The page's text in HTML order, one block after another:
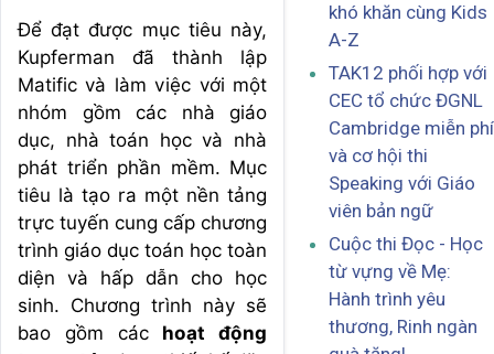
Để đạt được mục tiêu này,
Kupferman đã thành lập
Matific và làm việc với một
nhóm gồm các nhà giáo
dục, nhà toán học và nhà
phát triển phần mềm. Mục
tiêu là tạo ra một nền tảng
trực tuyến cung cấp chương
trình giáo dục toán học toàn
diện và hấp dẫn cho học
sinh. Chương trình này sẽ
bao gồm các
hoạt động
khó khăn cùng Kids
A-Z
TAK12 phối hợp với
CEC tổ chức ĐGNL
Cambridge miễn phí
và cơ hội thi
Speaking với Giáo
viên bản ngữ
Cuộc thi Đọc - Học
từ vựng về Mẹ:
Hành trình yêu
thương, Rinh ngàn